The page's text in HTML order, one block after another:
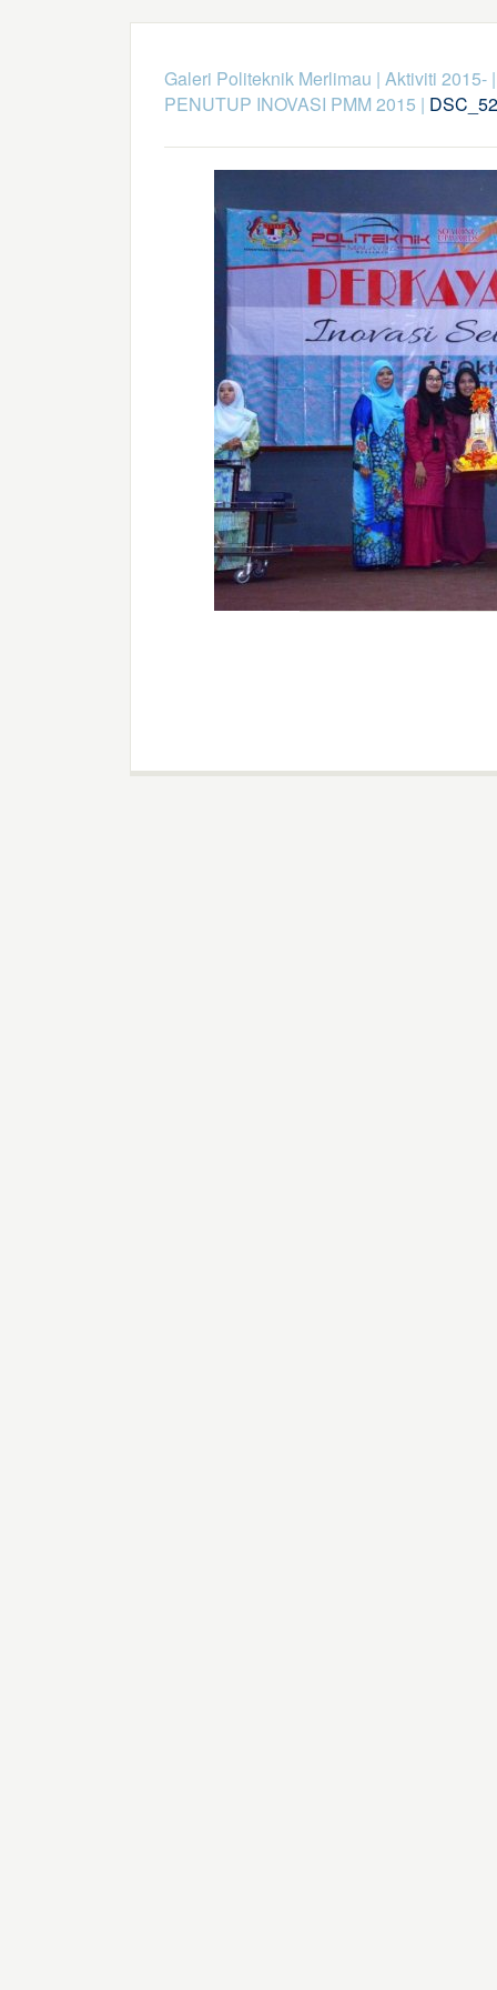
Galeri Politeknik Merlimau | Aktiviti 2015-
PENUTUP INOVASI PMM 2015 |